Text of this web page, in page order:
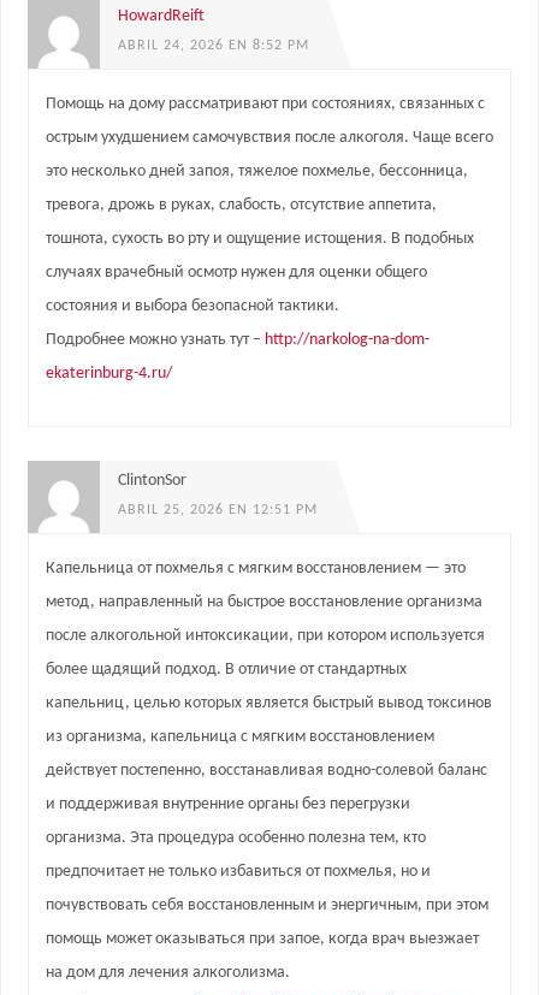
HowardReift
ABRIL 24, 2026 EN 8:52 PM
Помощь на дому рассматривают при состояниях, связанных с
острым ухудшением самочувствия после алкоголя. Чаще всего
это несколько дней запоя, тяжелое похмелье, бессонница,
тревога, дрожь в руках, слабость, отсутствие аппетита,
тошнота, сухость во рту и ощущение истощения. В подобных
случаях врачебный осмотр нужен для оценки общего
состояния и выбора безопасной тактики.
Подробнее можно узнать тут – http://narkolog-na-dom-
ekaterinburg-4.ru/
ClintonSor
ABRIL 25, 2026 EN 12:51 PM
Капельница от похмелья с мягким восстановлением — это
метод, направленный на быстрое восстановление организма
после алкогольной интоксикации, при котором используется
более щадящий подход. В отличие от стандартных
капельниц, целью которых является быстрый вывод токсинов
из организма, капельница с мягким восстановлением
действует постепенно, восстанавливая водно-солевой баланс
и поддерживая внутренние органы без перегрузки
организма. Эта процедура особенно полезна тем, кто
предпочитает не только избавиться от похмелья, но и
почувствовать себя восстановленным и энергичным, при этом
помощь может оказываться при запое, когда врач выезжает
на дом для лечения алкоголизма.